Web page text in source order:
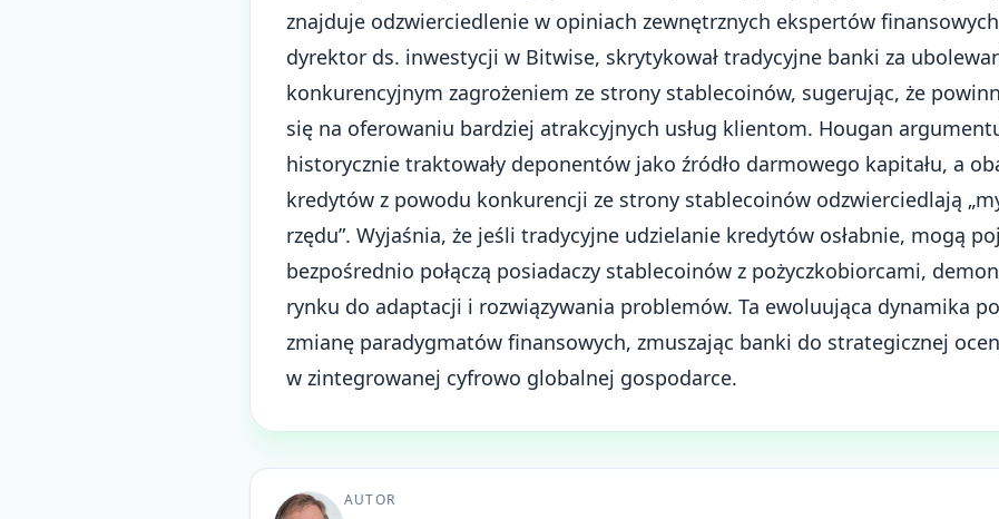
znajduje odzwierciedlenie w opiniach zewnętrznych ekspertów
dyrektor ds. inwestycji w Bitwise, skrytykował tradycyjne banki za
konkurencyjnym zagrożeniem ze strony stablecoinów, sugerując, że
się na oferowaniu bardziej atrakcyjnych usług klientom. Hougan
historycznie traktowały deponentów jako źródło darmowego kapitału, a
kredytów z powodu konkurencji ze strony stablecoinów odzwierciedlają
rzędu”. Wyjaśnia, że jeśli tradycyjne udzielanie kredytów osłabnie, mogą
bezpośrednio połączą posiadaczy stablecoinów z pożyczkobiorcami,
rynku do adaptacji i rozwiązywania problemów. Ta ewoluująca dynamika
zmianę paradygmatów finansowych, zmuszając banki do strategicznej
w zintegrowanej cyfrowo globalnej gospodarce.
AUTOR